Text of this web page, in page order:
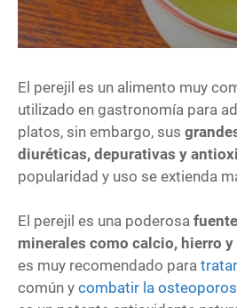
El perejil es un alimento muy
utilizado en gastronomía para
platos, sin embargo, sus
diuréticas, depurativas y
popularidad y uso se extienda
El perejil es una poderosa
minerales como calcio, hierro
es muy recomendado para
común y combatir la